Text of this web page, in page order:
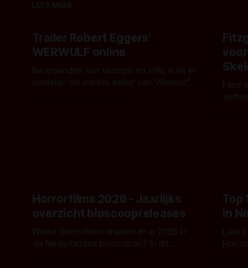
LEES MEER
Trailer Robert Eggers'
WERWULF online
Na maanden van teasers en stills is hij er
eindelijk: de eerste trailer van 'Werwulf'.
Fans
Horrorfilms 2026 - Jaarlijks
overzicht bioscoopreleases
Welke horrorfilms draaien er in 2026 in
de Nederlandse bioscopen? In dit
Top
in
Laat